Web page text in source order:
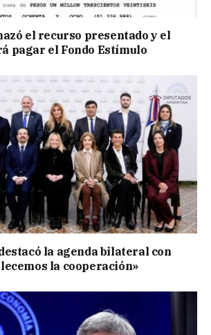
el recurso presentado y el
pagar el Fondo Estímulo
la agenda bilateral con
la cooperación»